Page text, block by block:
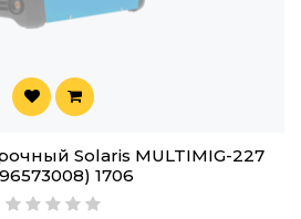
Solaris MULTIMIG-227
1706